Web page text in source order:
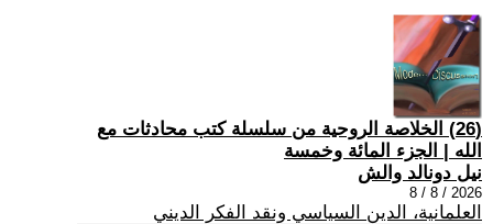
(26) الخلاصة الروحية من سلسلة كتب محادثات مع
الله | الجزء المائة وخمسة
نيل دونالد والش
2026 / 8 / 8
العلمانية، الدين السياسي ونقد الفكر الديني